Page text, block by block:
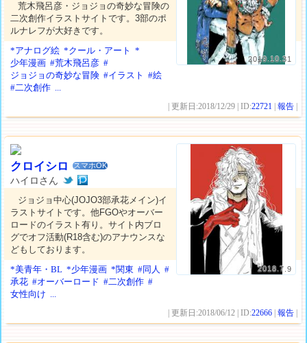
2019.10.31
荒木飛呂彦・ジョジョの奇妙な冒険の
二次創作イラストサイトです。3部のポ
ルナレフが大好きです。
*アナログ絵 *クール・アート
*
少年漫画 #荒木飛呂彦 #
ジョジョの奇妙な冒険 #イラスト
#絵
#二次創作 ...
| 更新日:2018/12/29 | ID:22721 |報告
2018.7.9
クロイシロ スマホOK
ハイロさん
ジョジョ中心(JOJO3部承花メイン)イ
ラストサイトです。他FGOやオーバー
ロードのイラスト有り。サイト内ブロ
グでオフ活動(R18含む)のアナウンスな
どもしております。
*美青年・BL *少年漫画 *関東 #同人 #
承花 #オーバーロード #二次創作 #
女性向け ...
| 更新日:2018/06/12 | ID:22666 |報告